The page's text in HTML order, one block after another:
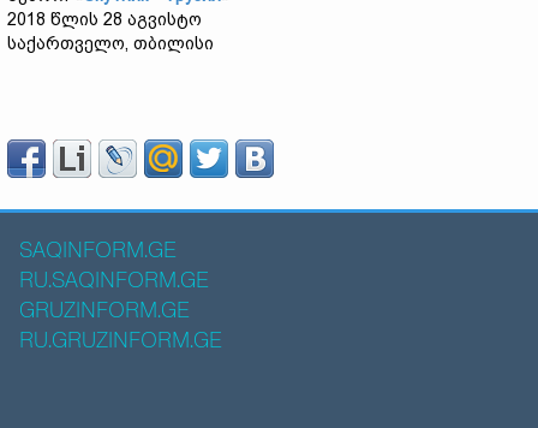
2018 წლის 28 აგვისტო
საქართველო, თბილისი
SAQINFORM.GE
RU.SAQINFORM.GE
GRUZINFORM.GE
RU.GRUZINFORM.GE